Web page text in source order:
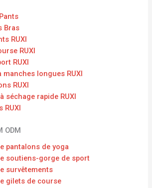
Bras
RUXI
RUXI
RUXI
manches longues RUXI
RUXI
séchage rapide RUXI
RUXI
ODM
pantalons de yoga
soutiens-gorge de sport
survêtements
gilets de course